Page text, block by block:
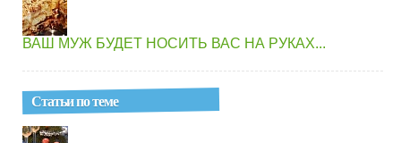
ВАШ МУЖ БУДЕТ НОСИТЬ ВАС НА РУКАХ...
Статьи по теме